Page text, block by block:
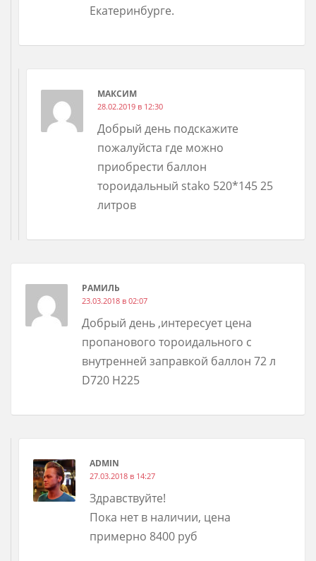
Екатеринбурге.
МАКСИМ
28.02.2019 в 12:30
Добрый день подскажите
пожалуйста где можно
приобрести баллон
тороидальный stako 520*145 25
литров
РАМИЛЬ
23.03.2018 в 02:07
Добрый день ,интересует цена
пропанового тороидального с
внутренней заправкой баллон 72 л
D720 H225
ADMIN
27.03.2018 в 14:27
Здравствуйте!
Пока нет в наличии, цена
примерно 8400 руб